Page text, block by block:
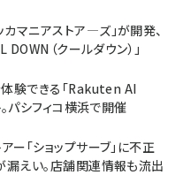
マニアストア―ズ」が開発、
DOWN（クールダウン）」
験できる「Rakuten AI
パシフィコ横浜で開催
ー「ショップサーブ」に不正
えい。店舗関連情報も流出